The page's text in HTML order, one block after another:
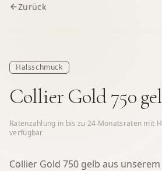
Zurück
Halsschmuck
Collier Gold 750
Ratenzahlung in bis zu 24 Monatsraten mit
verfügbar
Collier Gold 750 gelb aus